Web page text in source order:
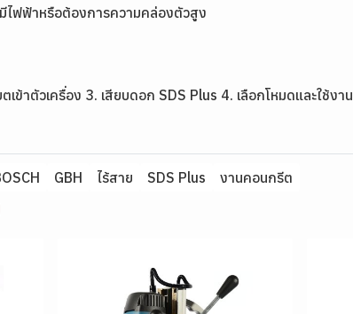
ไฟฟ้าหรือต้องการความคล่องตัวสูง
เข้าตัวเครื่อง 3. เสียบดอก SDS Plus 4. เลือกโหมดและใช้งาน
GBH ไร้สาย SDS Plus งานคอนกรีต